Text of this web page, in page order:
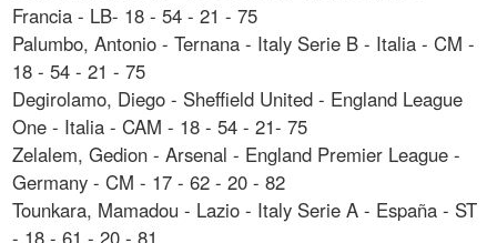
Francia - LB- 18 - 54 - 21 - 75
Palumbo, Antonio - Ternana - Italy Serie B - Italia - CM -
18 - 54 - 21 - 75
Degirolamo, Diego - Sheffield United - England League
One - Italia - CAM - 18 - 54 - 21- 75
Zelalem, Gedion - Arsenal - England Premier League -
Germany - CM - 17 - 62 - 20 - 82
Tounkara, Mamadou - Lazio - Italy Serie A - España - ST
- 18 - 61 - 20 - 81